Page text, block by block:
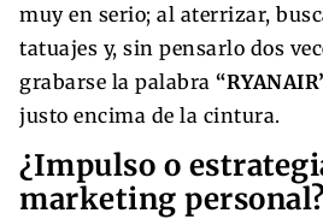
muy en serio; al aterrizar,
tatuajes y, sin pensarlo dos
grabarse la palabra
justo encima de la cintura.
¿Impulso o
marketing personal?